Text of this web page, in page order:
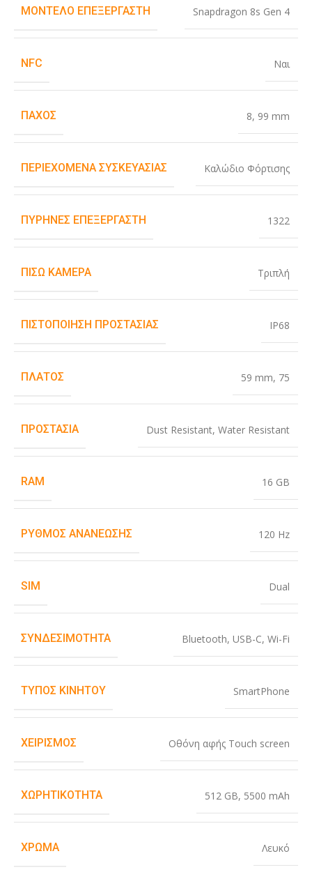
ΜΟΝΤΈΛΟ ΕΠΕΞΕΡΓΑΣΤΉ Snapdragon 8s Gen 4
NFC Ναι
ΠΆΧΟΣ 8, 99 mm
ΠΕΡΙΕΧΌΜΕΝΑ ΣΥΣΚΕΥΑΣΊΑΣ Καλώδιο Φόρτισης
ΠΥΡΉΝΕΣ ΕΠΕΞΕΡΓΑΣΤΉ 1322
ΠΊΣΩ ΚΆΜΕΡΑ Τριπλή
ΠΙΣΤΟΠΟΊΗΣΗ ΠΡΟΣΤΑΣΊΑΣ IP68
ΠΛΆΤΟΣ 59 mm, 75
ΠΡΟΣΤΑΣΊΑ Dust Resistant, Water Resistant
RAM 16 GB
ΡΥΘΜΌΣ ΑΝΑΝΈΩΣΗΣ 120 Hz
SIM Dual
ΣΥΝΔΕΣΙΜΌΤΗΤΑ Bluetooth, USB-C, Wi-Fi
ΤΎΠΟΣ ΚΙΝΗΤΟΎ SmartPhone
ΧΕΙΡΙΣΜΌΣ Οθόνη αφής Touch screen
ΧΩΡΗΤΙΚΌΤΗΤΑ 512 GB, 5500 mAh
ΧΡΏΜΑ Λευκό